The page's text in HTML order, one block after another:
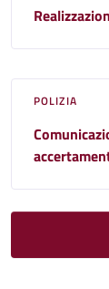
POLIZIA